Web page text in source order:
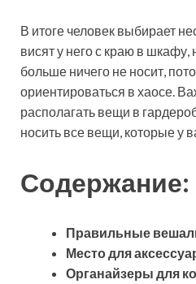
В итоге человек выбирает
висят у него с краю в шкафу,
больше ничего не носит,
ориентироваться в хаосе.
располагать вещи в
носить все вещи, которые у
Содержание:
Правильные
Место для
Органайзеры для